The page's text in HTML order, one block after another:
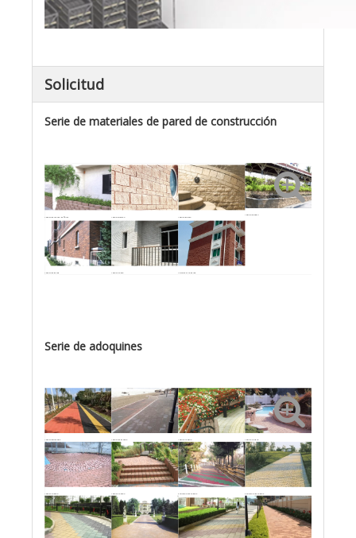
Solicitud
Serie de materiales de pared de construcción
Ladrillo de macizo de flores Ladrillo dividido Ladrillo partido
Ladrillo dividido
Ladrillo de pared Ladrillo Sólido Azulejos de la pared
Serie de adoquines
Ladrillo permeable Ladrillo permeable Ladrillo Antiguo Ladrillo Antiguo